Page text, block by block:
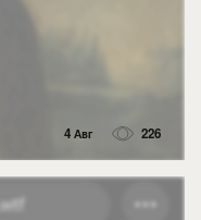
4 Авг 226